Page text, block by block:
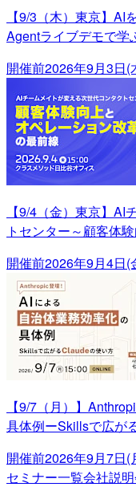
【9/3（木）東京】
Agentライブデモで学
開催前2026年9月3日(
【9/4（金）東京】
トセンター～顧客体
開催前2026年9月4日(
【9/7（月）】
具体例ーSkillsで広が
開催前2026年9月7日(
セミナー一覧会社説